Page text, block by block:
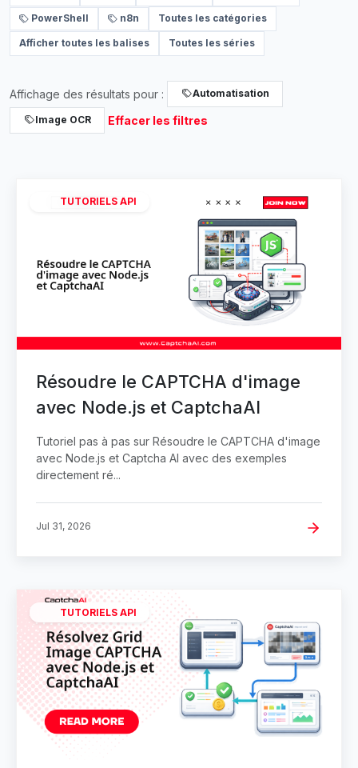
PowerShell n8n Toutes les catégories
Afficher toutes les balises Toutes les séries
Affichage des résultats pour : Automatisation
Image OCR Effacer les filtres
TUTORIELS API
Résoudre le CAPTCHA d'image
avec Node.js et CaptchaAI
Tutoriel pas à pas sur Résoudre le CAPTCHA d'image
avec Node.js et Captcha AI avec des exemples
directement ré...
Jul 31, 2026
TUTORIELS API